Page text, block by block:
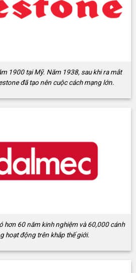
1900 tại Mỹ. Năm 1938, sau khi ra mắt
đã tạo nên cuộc cách mạng lớn.
hơn 60 năm kinh nghiệm và 60,000 cánh
hoạt động trên khắp thế giới.